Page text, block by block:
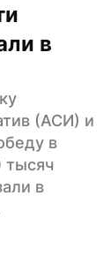
в
(АСИ) и
в
тысяч
в